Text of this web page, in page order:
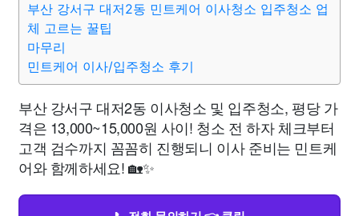
부산 강서구 대저2동 민트케어 이사청소 입주청소 업
체 고르는 꿀팁
마무리
민트케어 이사/입주청소 후기
부산 강서구 대저2동 이사청소 및 입주청소, 평당 가
격은 13,000~15,000원 사이! 청소 전 하자 체크부터
고객 검수까지 꼼꼼히 진행되니 이사 준비는 민트케
어와 함께하세요! 🏡✨